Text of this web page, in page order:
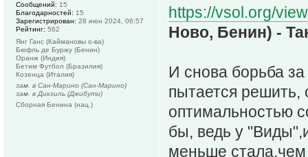
https://vsol.org/
Ново, Бенин) -
И снова борьба
пытается решить,
оптимальностью
бы, ведь у
меньше стала,чем
Сообщений: 15
Благодарностей: 15
Зарегистрирован: 28 июн 2024, 06:57
Рейтинг: 562
Янг Ганс (Каймановы о-ва)
Бюфль де Буржу (Бенин)
Оранж (Индия)
Бетим Футбол (Бразилия)
Козенца (Италия)
зам. в Сан-Марино (Сан-Марино)
зам. в Дикхиль (Джибути)
Сборная Бенина (нац.)